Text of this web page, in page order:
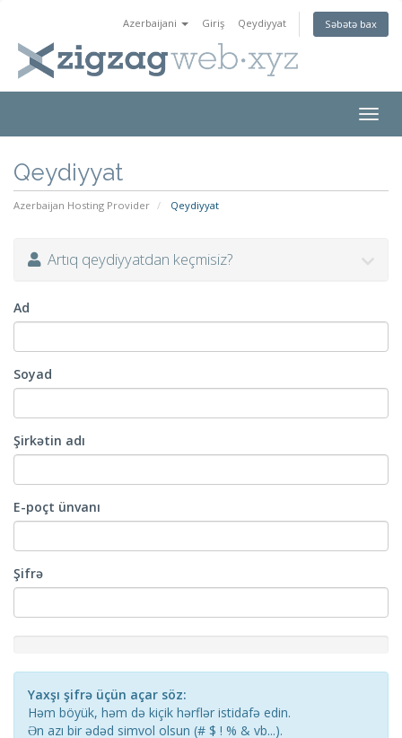
Azerbaijani Giriş Qeydiyyat Səbətə bax
Qeydiyyat
Azerbaijan Hosting Provider Qeydiyyat
Artıq qeydiyyatdan keçmisiz?
Ad
Soyad
Şirkətin adı
E-poçt ünvanı
Şifrə
Rating:
0%Yaxşı şifrə üçün açar söz:
Həm böyük, həm də kiçik hərflər istidafə edin.
Ən azı bir ədəd simvol olsun (# $ ! % & vb...).